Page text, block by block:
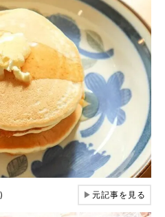
▶元記事を見る